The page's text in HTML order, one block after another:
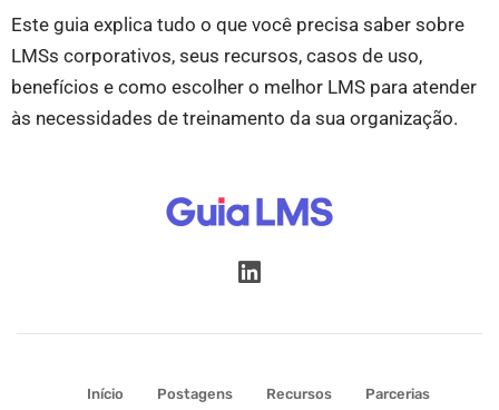
Este guia explica tudo o que você precisa saber sobre
LMSs corporativos, seus recursos, casos de uso,
benefícios e como escolher o melhor LMS para atender
às necessidades de treinamento da sua organização.
Início Postagens Recursos Parcerias